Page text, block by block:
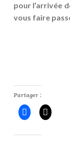
pour l’arrivée
vous faire
Partager :